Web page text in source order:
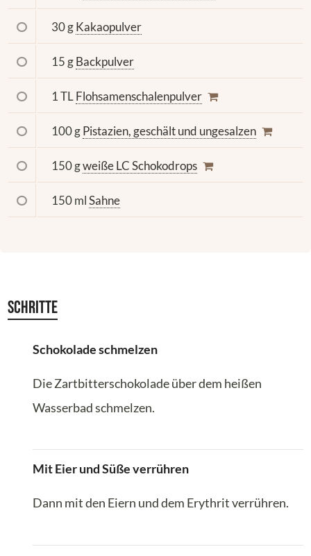
30 gKakaopulver
15 gBackpulver
1 TLFlohsamenschalenpulver
100 gPistazien, geschält und ungesalzen
150 gweiße LC Schokodrops
150 mlSahne
Schritte
Schokolade schmelzen
Die Zartbitterschokolade über dem heißen
Wasserbad schmelzen.
Mit Eier und Süße verrühren
Dann mit den Eiern und dem Erythrit verrühren.